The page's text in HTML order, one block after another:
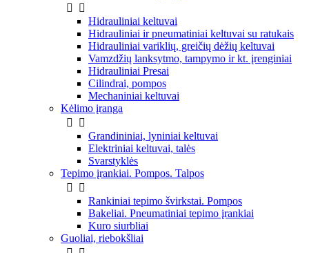


Hidrauliniai keltuvai
Hidrauliniai ir pneumatiniai keltuvai su ratukais
Hidrauliniai variklių, greičių dėžių keltuvai
Vamzdžių lanksytmo, tampymo ir kt. įrenginiai
Hidrauliniai Presai
Cilindrai, pompos
Mechaniniai keltuvai
Kėlimo įranga


Grandininiai, lyniniai keltuvai
Elektriniai keltuvai, talės
Svarstyklės
Tepimo įrankiai. Pompos. Talpos


Rankiniai tepimo švirkstai. Pompos
Bakeliai. Pneumatiniai tepimo įrankiai
Kuro siurbliai
Guoliai, riebokšliai